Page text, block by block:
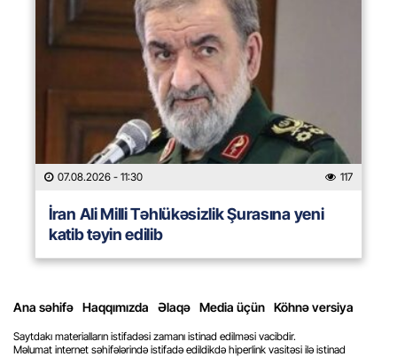
07.08.2026 - 11:30 117
İran Ali Milli Təhlükəsizlik Şurasına yeni
katib təyin edilib
Ana səhifə Haqqımızda Əlaqə Media üçün Köhnə versiya
Saytdakı materialların istifadəsi zamanı istinad edilməsi vacibdir.
Məlumat internet səhifələrində istifadə edildikdə hiperlink vasitəsi ilə istinad